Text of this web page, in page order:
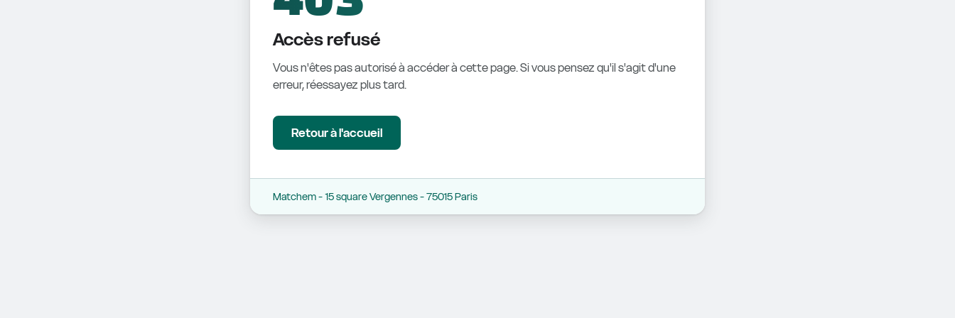
Accès refusé
Vous n'êtes pas autorisé à accéder à cette page. Si vous pensez qu'il s'agit d'une
erreur, réessayez plus tard.
Retour à l'accueil
Matchem - 15 square Vergennes - 75015 Paris